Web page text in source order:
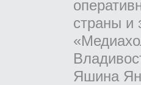
страны и
Яшина